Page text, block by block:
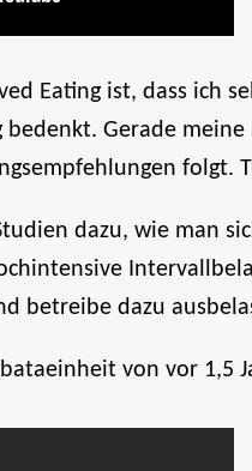
Eating ist, dass ich
bedenkt. Gerade
folgt.
dazu, wie man
betreibe dazu
von vor 1,5